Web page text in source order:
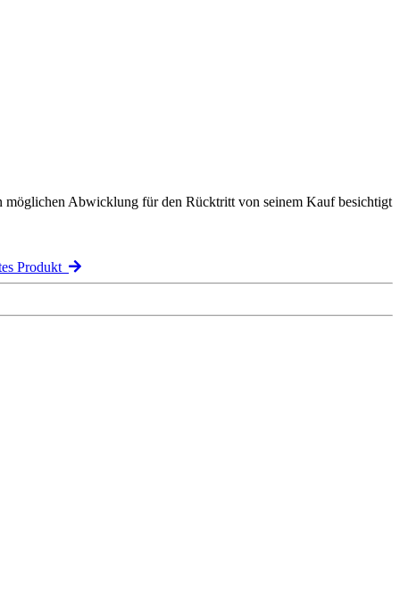
möglichen Abwicklung für den Rücktritt von seinem Kauf besichtigt
Produkt